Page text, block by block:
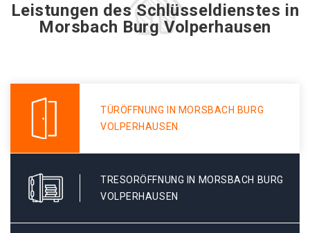
Leistungen des Schlüsseldienstes in
Morsbach Burg Volperhausen
TÜRÖFFNUNG IN MORSBACH BURG
VOLPERHAUSEN
TRESORÖFFNUNG IN MORSBACH BURG
VOLPERHAUSEN